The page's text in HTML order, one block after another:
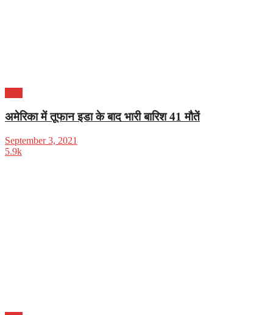
अमेरिका में तूफान इडा के बाद भारी बारिश 41 मौतें
September 3, 2021
5.9k